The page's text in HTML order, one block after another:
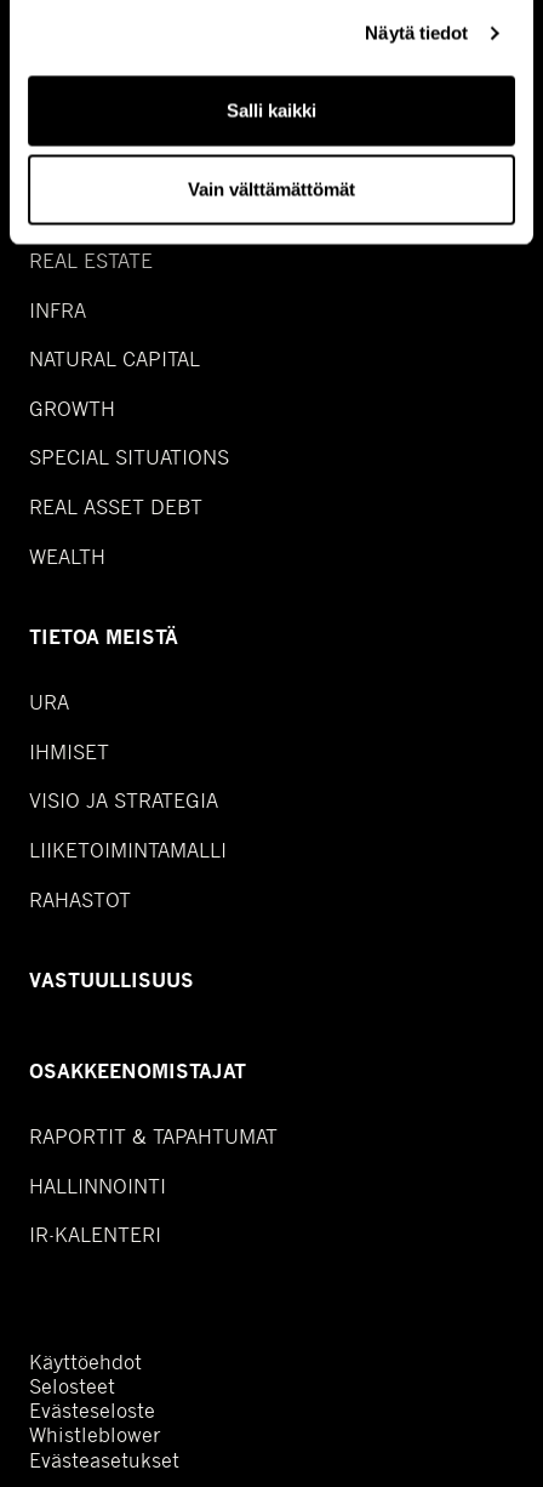
Näytä tiedot
Salli kaikki
Vain välttämättömät
SIJOITUSALUEET
REAL ESTATE
INFRA
NATURAL CAPITAL
GROWTH
SPECIAL SITUATIONS
REAL ASSET DEBT
WEALTH
TIETOA MEISTÄ
URA
IHMISET
VISIO JA STRATEGIA
LIIKETOIMINTAMALLI
RAHASTOT
VASTUULLISUUS
OSAKKEENOMISTAJAT
RAPORTIT & TAPAHTUMAT
HALLINNOINTI
IR-KALENTERI
Käyttöehdot
Selosteet
Evästeseloste
Whistleblower
Evästeasetukset